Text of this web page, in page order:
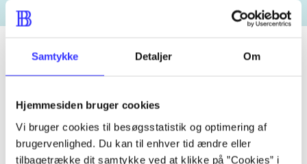
Samtykke Detaljer Om
Hjemmesiden bruger cookies
Vi bruger cookies til besøgsstatistik og optimering af
brugervenlighed. Du kan til enhver tid ændre eller
tilbagetrække dit samtykke ved at klikke på ”Cookies” i
Artiklen er en del af
lorem ipsum dolor sit amet ...